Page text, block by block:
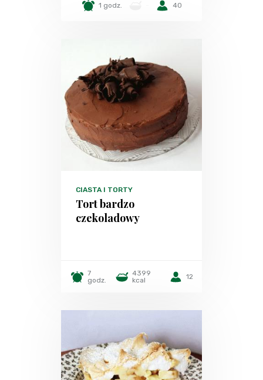
1 godz. 40
CIASTA I TORTY
Tort bardzo
czekoladowy
7
godz.
4399
kcal
12